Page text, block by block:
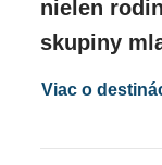
nielen
skupiny
Viac o